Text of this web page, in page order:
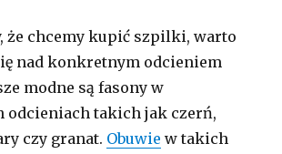
że chcemy kupić szpilki, warto
nad konkretnym odcieniem
modne są fasony w
odcieniach takich jak czerń,
czy granat. Obuwie w takich